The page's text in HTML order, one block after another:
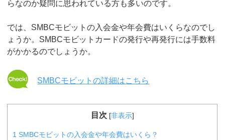
らなのか疑問に思われている方も多いのです。
では、SMBCモビットの入会金や年会費はいくらなのでし
ょうか。SMBCモビットカードの発行や再発行には手数料
がかかるのでしょうか。
SMBCモビットの詳細はこちら
目次 [非表示]
1 SMBCモビットの入会金や年会費はいくら？